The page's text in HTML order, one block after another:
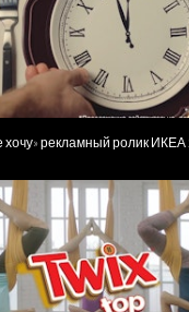
хочу» рекламный ролик ИКЕА